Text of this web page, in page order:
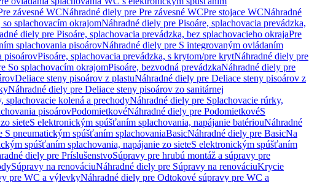
závesné WCNáhradné diely pre Pre závesné WCPre stojace WCNáhradné
so splachovacím okrajomNáhradné diely pre Pisoáre, splachovacia prevádzka,
diely pre Pisoáre, splachovacia prevádzka, bez splachovacieho okrajaPre
splachovania pisoárovNáhradné diely pre S integrovaným ovládaním
pisoárovPisoáre, splachovacia prevádzka, s krytom/pre krytNáhradné diely pre
So splachovacím okrajomPisoáre, bezvodná prevádzkaNáhradné diely pre
Deliace steny pisoárov z plastuNáhradné diely pre Deliace steny pisoárov z
Náhradné diely pre Deliace steny pisoárov zo sanitárnej
splachovacie kolená a prechodyNáhradné diely pre Splachovacie rúrky,
pisoárovPodomietkovéNáhradné diely pre PodomietkovéS
sieteS elektronickým spúšťaním splachovania, napájanie batériouNáhradné
S pneumatickým spúšťaním splachovaniaBasicNáhradné diely pre BasicNa
spúšťaním splachovania, napájanie zo sieteS elektronickým spúšťaním
diely pre PríslušenstvoSúpravy pre hrubú montáž a súpravy pre
Súpravy na renováciuNáhradné diely pre Súpravy na renováciuKrycie
pre WC a výlevkyNáhradné diely pre Odtokové súpravy pre WC a